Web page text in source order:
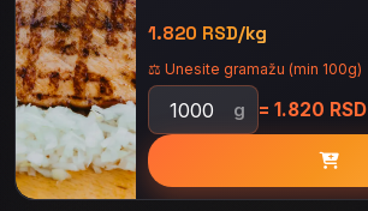
1.820 RSD/kg
⚖️ Unesite gramažu (min 100g)
g = 1.820 RSD